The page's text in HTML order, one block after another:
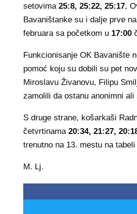
setovima 25:8, 25:22, 25:17.
Bavaništanke su i dalje prve
februara sa početkom u 17:00
Funkcionisanje OK Bavanište
pomoć koju su dobili su pet
Miroslavu Živanovu, Filipu
zamolili da ostanu anonimni
S druge strane, košarkaši
četvrtinama 20:34, 21:27,
trenutno na 13. mestu na
M. Lj.